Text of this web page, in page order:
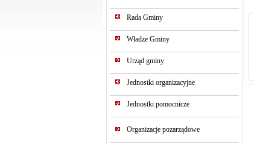
Rada Gminy
Władze Gminy
Urząd gminy
Jednostki organizacyjne
Jednostki pomocnicze
Organizacje pozarządowe